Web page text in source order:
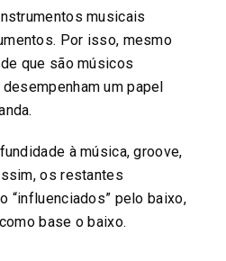
musicais
Por isso, mesmo
que são músicos
um papel
à música, groove,
os restantes
“influenciados” pelo baixo,
base o baixo.